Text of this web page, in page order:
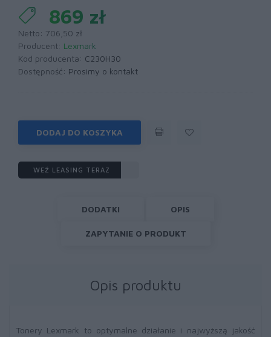
869 zł
Netto: 706,50 zł
Producent: Lexmark
Kod producenta: C230H30
Dostępność: Prosimy o kontakt
DODAJ DO KOSZYKA
WEŹ LEASING TERAZ
DODATKI OPIS
ZAPYTANIE O PRODUKT
Opis produktu
Tonery Lexmark to optymalne działanie i najwyższą jakość